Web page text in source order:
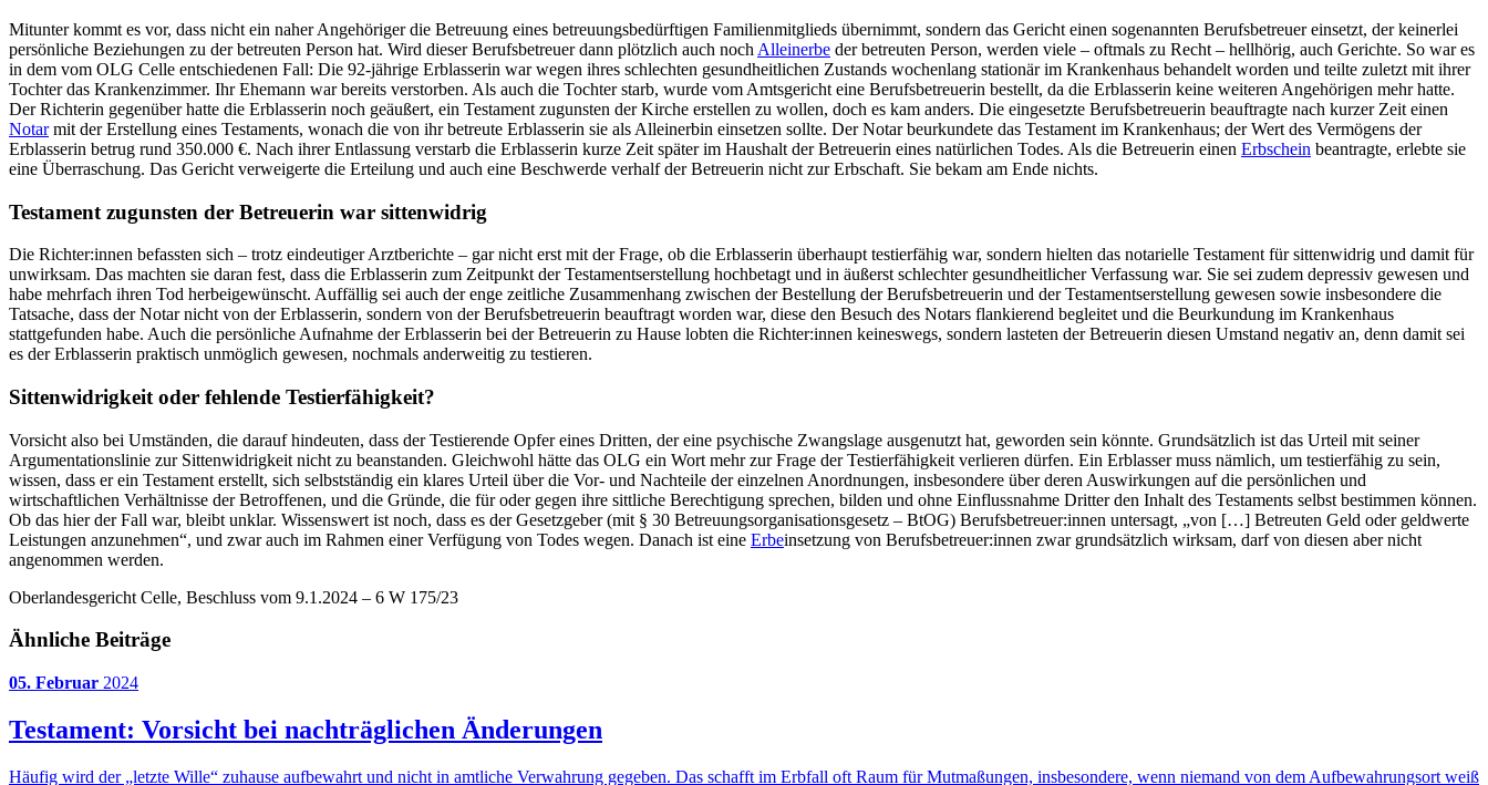
Mitunter kommt es vor, dass nicht ein naher Angehöriger die Betreuung eines betreuungsbedürftigen Familienmitglieds übernimmt, sondern das Gericht einen sogenannten Berufsbetreuer einsetzt, der keinerlei
persönliche Beziehungen zu der betreuten Person hat. Wird dieser Berufsbetreuer dann plötzlich auch noch Alleinerbe der betreuten Person, werden viele – oftmals zu Recht – hellhörig, auch Gerichte. So war es
in dem vom OLG Celle entschiedenen Fall: Die 92-jährige Erblasserin war wegen ihres schlechten gesundheitlichen Zustands wochenlang stationär im Krankenhaus behandelt worden und teilte zuletzt mit ihrer
Tochter das Krankenzimmer. Ihr Ehemann war bereits verstorben. Als auch die Tochter starb, wurde vom Amtsgericht eine Berufsbetreuerin bestellt, da die Erblasserin keine weiteren Angehörigen mehr hatte.
Der Richterin gegenüber hatte die Erblasserin noch geäußert, ein Testament zugunsten der Kirche erstellen zu wollen, doch es kam anders. Die eingesetzte Berufsbetreuerin beauftragte nach kurzer Zeit einen
Notarmit der Erstellung eines Testaments, wonach die von ihr betreute Erblasserin sie als Alleinerbin einsetzen sollte. Der Notar beurkundete das Testament im Krankenhaus; der Wert des Vermögens der
Erblasserin betrug rund 350.000 €. Nach ihrer Entlassung verstarb die Erblasserin kurze Zeit später im Haushalt der Betreuerin eines natürlichen Todes. Als die Betreuerin einen Erbschein beantragte, erlebte sie
eine Überraschung. Das Gericht verweigerte die Erteilung und auch eine Beschwerde verhalf der Betreuerin nicht zur Erbschaft. Sie bekam am Ende nichts.
Testament zugunsten der Betreuerin war sittenwidrig
Die Richter:innen befassten sich – trotz eindeutiger Arztberichte – gar nicht erst mit der Frage, ob die Erblasserin überhaupt testierfähig war, sondern hielten das notarielle Testament für sittenwidrig und damit für
unwirksam. Das machten sie daran fest, dass die Erblasserin zum Zeitpunkt der Testamentserstellung hochbetagt und in äußerst schlechter gesundheitlicher Verfassung war. Sie sei zudem depressiv gewesen und
habe mehrfach ihren Tod herbeigewünscht. Auffällig sei auch der enge zeitliche Zusammenhang zwischen der Bestellung der Berufsbetreuerin und der Testamentserstellung gewesen sowie insbesondere die
Tatsache, dass der Notar nicht von der Erblasserin, sondern von der Berufsbetreuerin beauftragt worden war, diese den Besuch des Notars flankierend begleitet und die Beurkundung im Krankenhaus
stattgefunden habe. Auch die persönliche Aufnahme der Erblasserin bei der Betreuerin zu Hause lobten die Richter:innen keineswegs, sondern lasteten der Betreuerin diesen Umstand negativ an, denn damit sei
es der Erblasserin praktisch unmöglich gewesen, nochmals anderweitig zu testieren.
Sittenwidrigkeit oder fehlende Testierfähigkeit?
Vorsicht also bei Umständen, die darauf hindeuten, dass der Testierende Opfer eines Dritten, der eine psychische Zwangslage ausgenutzt hat, geworden sein könnte. Grundsätzlich ist das Urteil mit seiner
Argumentationslinie zur Sittenwidrigkeit nicht zu beanstanden. Gleichwohl hätte das OLG ein Wort mehr zur Frage der Testierfähigkeit verlieren dürfen. Ein Erblasser muss nämlich, um testierfähig zu sein,
wissen, dass er ein Testament erstellt, sich selbstständig ein klares Urteil über die Vor- und Nachteile der einzelnen Anordnungen, insbesondere über deren Auswirkungen auf die persönlichen und
wirtschaftlichen Verhältnisse der Betroffenen, und die Gründe, die für oder gegen ihre sittliche Berechtigung sprechen, bilden und ohne Einflussnahme Dritter den Inhalt des Testaments selbst bestimmen können.
Ob das hier der Fall war, bleibt unklar. Wissenswert ist noch, dass es der Gesetzgeber (mit § 30 Betreuungsorganisationsgesetz – BtOG) Berufsbetreuer:innen untersagt, „von […] Betreuten Geld oder geldwerte
Leistungen anzunehmen“, und zwar auch im Rahmen einer Verfügung von Todes wegen. Danach ist eine Erbeinsetzung von Berufsbetreuer:innen zwar grundsätzlich wirksam, darf von diesen aber nicht
angenommen werden.
Oberlandesgericht Celle, Beschluss vom 9.1.2024 – 6 W 175/23
Ähnliche Beiträge
05. Februar 2024
Testament: Vorsicht bei nachträglichen Änderungen
Häufig wird der „letzte Wille“ zuhause aufbewahrt und nicht in amtliche Verwahrung gegeben. Das schafft im Erbfall oft Raum für Mutmaßungen, insbesondere, wenn niemand von dem Aufbewahrungsort weiß